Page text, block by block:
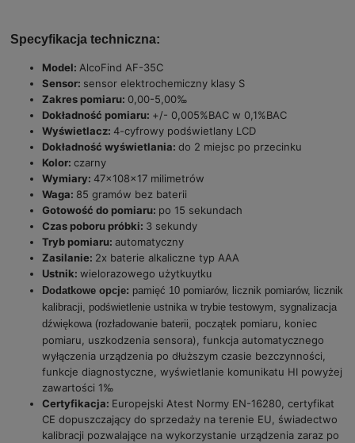
Specyfikacja techniczna:
Model: AlcoFind AF-35C
Sensor: sensor elektrochemiczny klasy S
Zakres pomiaru: 0,00-5,00‰
Dokładność pomiaru: +/- 0,005%BAC w 0,1%BAC
Wyświetlacz: 4-cyfrowy podświetlany LCD
Dokładność wyświetlania: do 2 miejsc po przecinku
Kolor: czarny
Wymiary: 47x108x17 milimetrów
Waga: 85 gramów bez baterii
Gotowość do pomiaru: po 15 sekundach
Czas poboru próbki: 3 sekundy
Tryb pomiaru: automatyczny
Zasilanie: 2x baterie alkaliczne typ AAA
Ustnik: wielorazowego użytkuytku
Dodatkowe opcje: pamięć 10 pomiarów, licznik pomiarów, licznik
kalibracji, podświetlenie ustnika w trybie testowym, sygnalizacja
dźwiękowa (rozładowanie baterii, początek pomiaru, koniec
pomiaru, uszkodzenia sensora), funkcja automatycznego
wyłączenia urządzenia po dłuższym czasie bezczynności,
funkcje diagnostyczne, wyświetlanie komunikatu HI powyżej
zawartości 1‰
Certyfikacja: Europejski Atest Normy EN-16280, certyfikat
CE dopuszczający do sprzedaży na terenie EU, świadectwo
kalibracji pozwalające na wykorzystanie urządzenia zaraz po